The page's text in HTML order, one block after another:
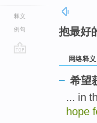
释义
例句
抱最好
网络释义
希望
... in
hope